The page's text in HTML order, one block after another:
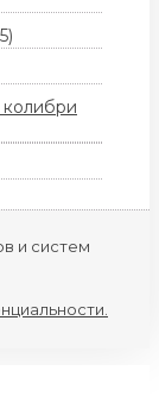
и систем